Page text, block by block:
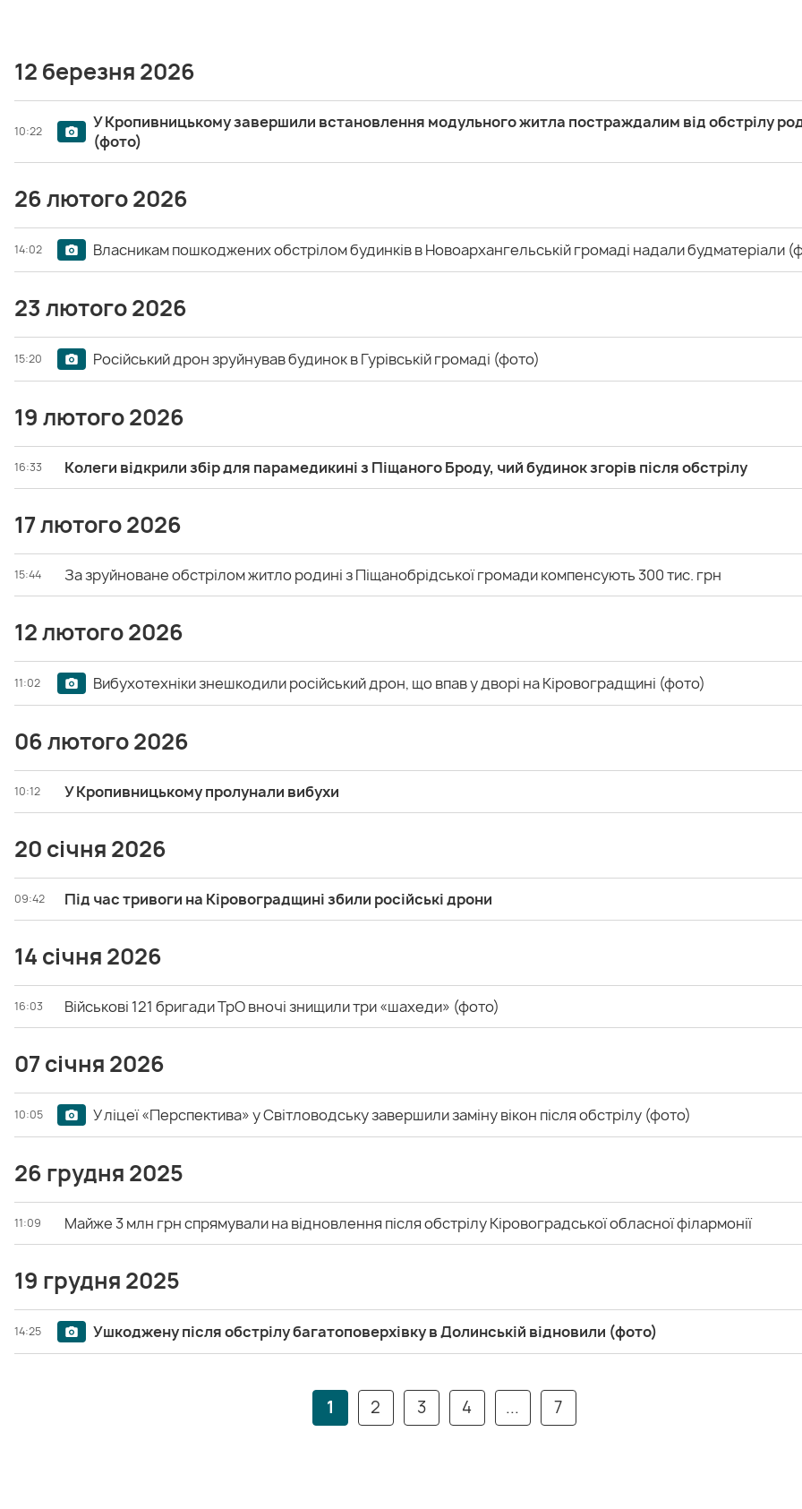
12 березня 2026
10:22
У Кропивницькому завершили встановлення модульного житла постраждалим від обстрілу
(фото)
26 лютого 2026
14:02 Власникам пошкоджених обстрілом будинків в Новоархангельській громаді надали будматеріали
23 лютого 2026
15:20 Російський дрон зруйнував будинок в Гурівській громаді (фото)
19 лютого 2026
16:33 Колеги відкрили збір для парамедикині з Піщаного Броду, чий будинок згорів після обстрілу
17 лютого 2026
15:44 За зруйноване обстрілом житло родині з Піщанобрідської громади компенсують 300 тис. грн
12 лютого 2026
11:02 Вибухотехніки знешкодили російський дрон, що впав у дворі на Кіровоградщині (фото)
06 лютого 2026
10:12 У Кропивницькому пролунали вибухи
20 січня 2026
09:42 Під час тривоги на Кіровоградщині збили російські дрони
14 січня 2026
16:03 Військові 121 бригади ТрО вночі знищили три «шахеди» (фото)
07 січня 2026
10:05 У ліцеї «Перспектива» у Світловодську завершили заміну вікон після обстрілу (фото)
26 грудня 2025
11:09 Майже 3 млн грн спрямували на відновлення після обстрілу Кіровоградської обласної філармонії
19 грудня 2025
14:25 Ушкоджену після обстрілу багатоповерхівку в Долинській відновили (фото)
1 2 3 4 ... 7